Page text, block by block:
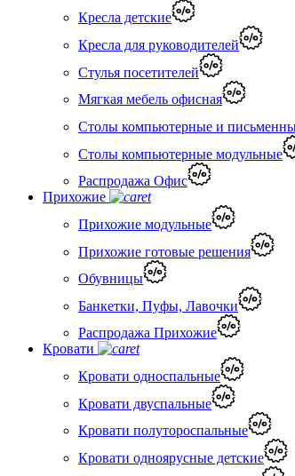
Кресла детские
Кресла для руководителей
Стулья посетителей
Мягкая мебель офисная
Столы компьютерные и
Столы компьютерные модульные
Распродажа Офис
Прихожие
Прихожие модульные
Прихожие готовые решения
Обувницы
Банкетки, Пуфы, Лавочки
Распродажа Прихожие
Кровати
Кровати односпальные
Кровати двуспальные
Кровати полутороспальные
Кровати одноярусные детские